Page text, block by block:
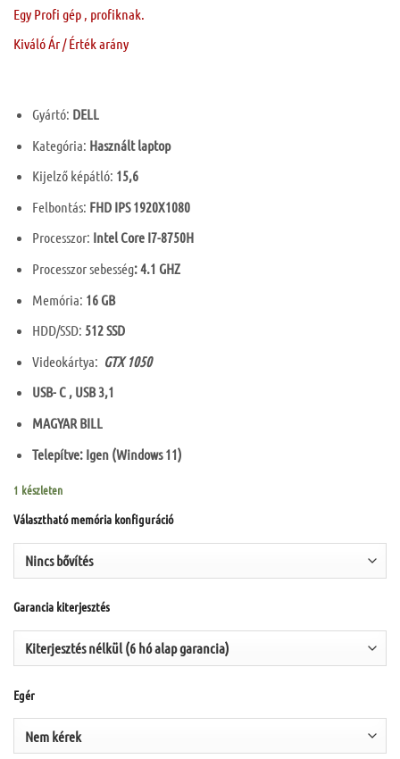
Egy Profi gép , profiknak.
Kiváló Ár / Érték arány
Gyártó: DELL
Kategória: Használt laptop
Kijelző képátló: 15,6
Felbontás: FHD IPS 1920X1080
Processzor: Intel Core I7-8750H
Processzor sebesség: 4.1 GHZ
Memória: 16 GB
HDD/SSD: 512 SSD
Videokártya: GTX 1050
USB- C , USB 3,1
MAGYAR BILL
Telepítve: Igen (Windows 11)
1 készleten
Választható memória konfiguráció
Garancia kiterjesztés
Egér